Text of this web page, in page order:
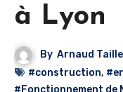
à Lyon
By Arnaud
#construction,